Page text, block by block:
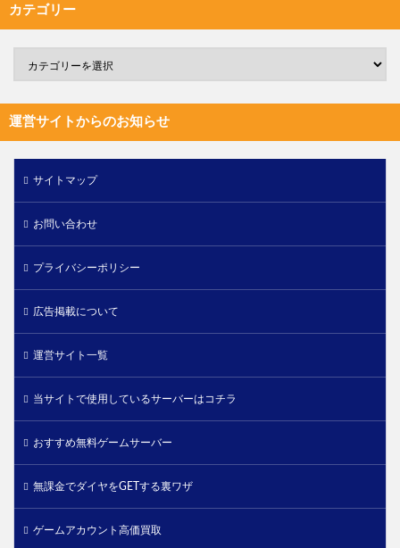
カテゴリー
運営サイトからのお知らせ
サイトマップ
お問い合わせ
プライバシーポリシー
広告掲載について
運営サイト一覧
当サイトで使用しているサーバーはコチラ
おすすめ無料ゲームサーバー
無課金でダイヤをGETする裏ワザ
ゲームアカウント高価買取